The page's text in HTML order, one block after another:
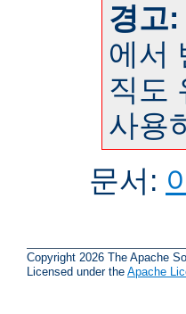
경고:
에서
직도
사용
문서:
Copyright 2026 The Apache
Licensed under the Apache